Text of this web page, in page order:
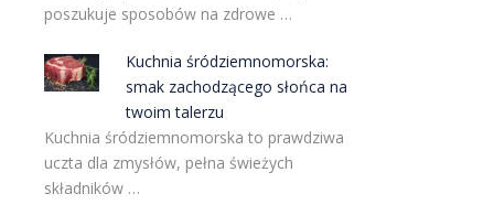
poszukuje sposobów na zdrowe …
Kuchnia śródziemnomorska:
smak zachodzącego słońca na
twoim talerzu
Kuchnia śródziemnomorska to prawdziwa
uczta dla zmysłów, pełna świeżych
składników …